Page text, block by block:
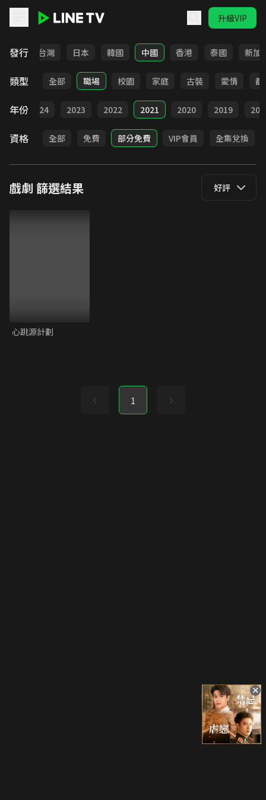
升級VIP
發行
全部 台灣 日本 韓國 中國 香港 泰國 新加
類型 全部 職場 校園 家庭 古裝 愛情 都
年份 2024 2023 2022 2021 2020 2019
資格 全部 免費 部分免費 VIP會員 全集兌換
戲劇 篩選結果 好評
心跳源計劃
1